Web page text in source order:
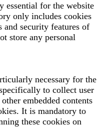
essential for the website
only includes cookies
and security features of
store any personal
necessary for the
to collect user
embedded contents
It is mandatory to
these cookies on